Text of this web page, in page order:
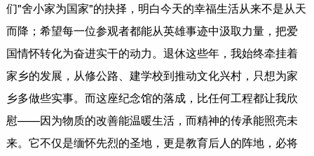
们"舍小家为国家"的抉择，明白今天的幸福生活从来不是从天
而降；希望每一位参观者都能从英雄事迹中汲取力量，把爱
国情怀转化为奋进实干的动力。退休这些年，我始终牵挂着
家乡的发展，从修公路、建学校到推动文化兴村，只想为家
乡多做些实事。而这座纪念馆的落成，比任何工程都让我欣
慰——因为物质的改善能温暖生活，而精神的传承能照亮未
来。它不仅是缅怀先烈的圣地，更是教育后人的阵地，必将